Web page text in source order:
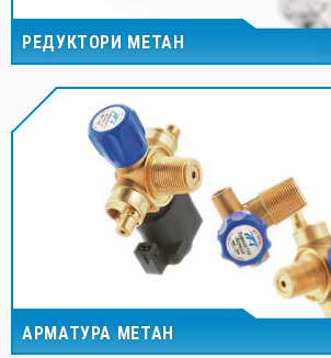
РЕДУКТОРИ МЕТАН
АРМАТУРА МЕТАН